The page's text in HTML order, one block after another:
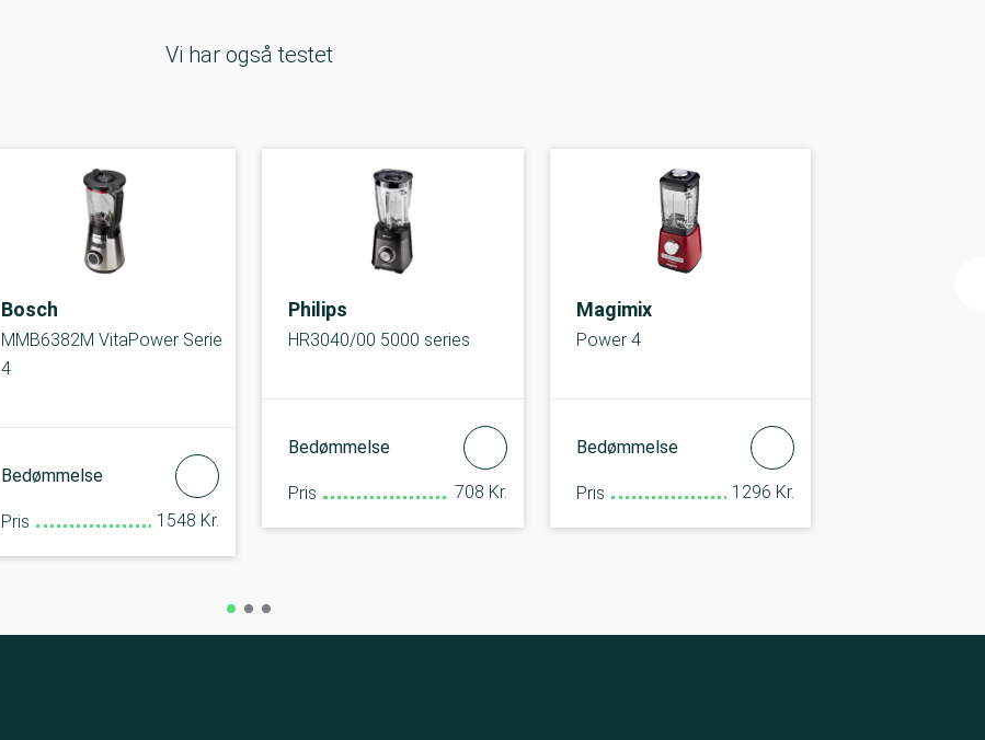
Vi har også testet
Bosch
MMB6382M VitaPower Serie
4
Bedømmelse
Pris 1548 Kr.
Philips
HR3040/00 5000 series
Bedømmelse
Pris 708 Kr.
Magimix
Power 4
Bedømmelse
Pris 1296 Kr.